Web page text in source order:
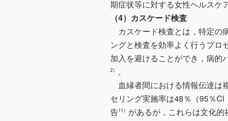
期症状等に対する女性ヘルスケ
（4）カスケード検査
カスケード検査とは，特定の
ングと検査を効率よく行うプロ
加入を避けることができ，病的
2） 。
血縁者間における情報伝達は
セリング実施率は48％（95％
告11） があるが，これらは文化的